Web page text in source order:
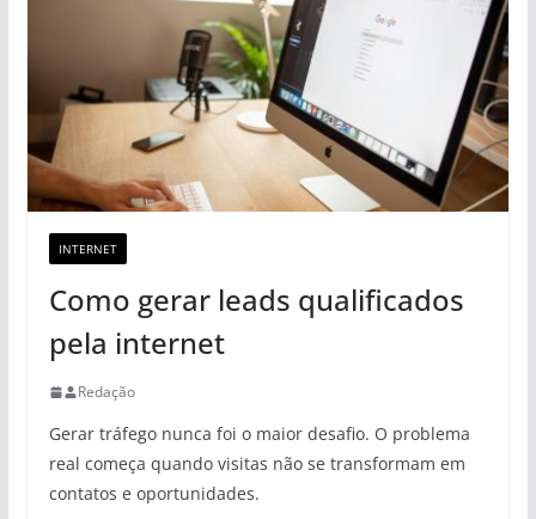
INTERNET
Como gerar leads qualificados
pela internet
Redação
Gerar tráfego nunca foi o maior desafio. O problema
real começa quando visitas não se transformam em
contatos e oportunidades.